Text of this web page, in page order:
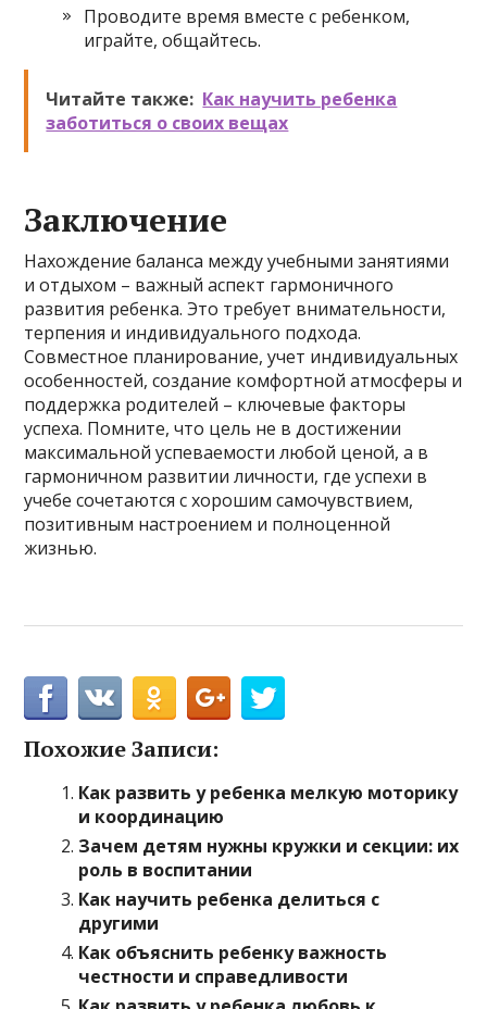
Проводите время вместе с ребенком,
играйте, общайтесь.
Читайте также: Как научить ребенка
заботиться о своих вещах
Заключение
Нахождение баланса между учебными занятиями
и отдыхом – важный аспект гармоничного
развития ребенка. Это требует внимательности,
терпения и индивидуального подхода.
Совместное планирование, учет индивидуальных
особенностей, создание комфортной атмосферы и
поддержка родителей – ключевые факторы
успеха. Помните, что цель не в достижении
максимальной успеваемости любой ценой, а в
гармоничном развитии личности, где успехи в
учебе сочетаются с хорошим самочувствием,
позитивным настроением и полноценной
жизнью.
Похожие Записи:
Как развить у ребенка мелкую моторику
и координацию
Зачем детям нужны кружки и секции: их
роль в воспитании
Как научить ребенка делиться с
другими
Как объяснить ребенку важность
честности и справедливости